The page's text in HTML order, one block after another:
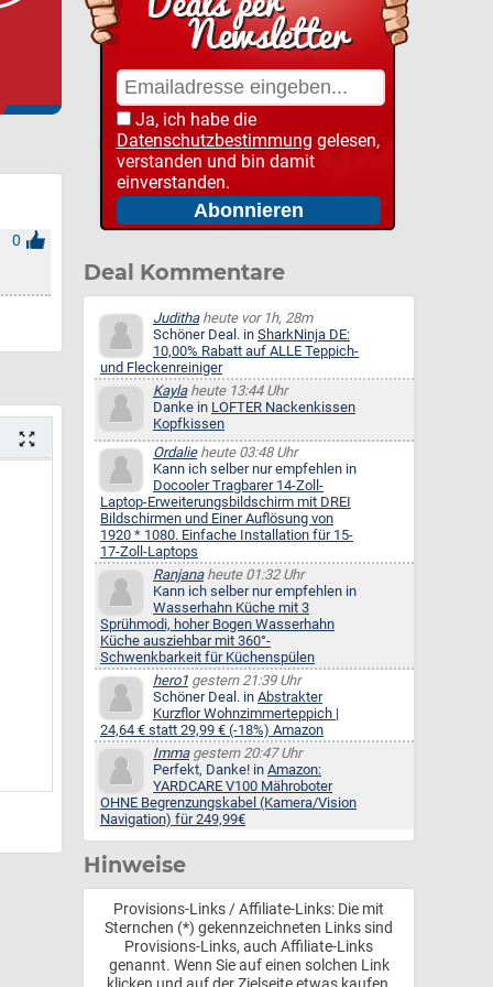
0
Ja, ich habe die
Datenschutzbestimmung gelesen,
verstanden und bin damit
einverstanden.
Deal Kommentare
Judithaheute vor 1h, 28m
Schöner Deal. in SharkNinja DE:
10,00% Rabatt auf ALLE Teppich-
und Fleckenreiniger
Kaylaheute 13:44 Uhr
Danke in LOFTER Nackenkissen
Kopfkissen
Ordalieheute 03:48 Uhr
Kann ich selber nur empfehlen in
Docooler Tragbarer 14-Zoll-
Laptop-Erweiterungsbildschirm mit DREI
Bildschirmen und Einer Auflösung von
1920 * 1080. Einfache Installation für 15-
17-Zoll-Laptops
Ranjanaheute 01:32 Uhr
Kann ich selber nur empfehlen in
Wasserhahn Küche mit 3
Sprühmodi, hoher Bogen Wasserhahn
Küche ausziehbar mit 360°-
Schwenkbarkeit für Küchenspülen
hero1 gestern 21:39 Uhr
Schöner Deal. in Abstrakter
Kurzflor Wohnzimmerteppich |
24,64 € statt 29,99 € (-18%) Amazon
Immagestern 20:47 Uhr
Perfekt, Danke! in Amazon:
YARDCARE V100 Mähroboter
OHNE Begrenzungskabel (Kamera/Vision
Navigation) für 249,99€
Hinweise
Provisions-Links / Affiliate-Links: Die mit
Sternchen (*) gekennzeichneten Links sind
Provisions-Links, auch Affiliate-Links
genannt. Wenn Sie auf einen solchen Link